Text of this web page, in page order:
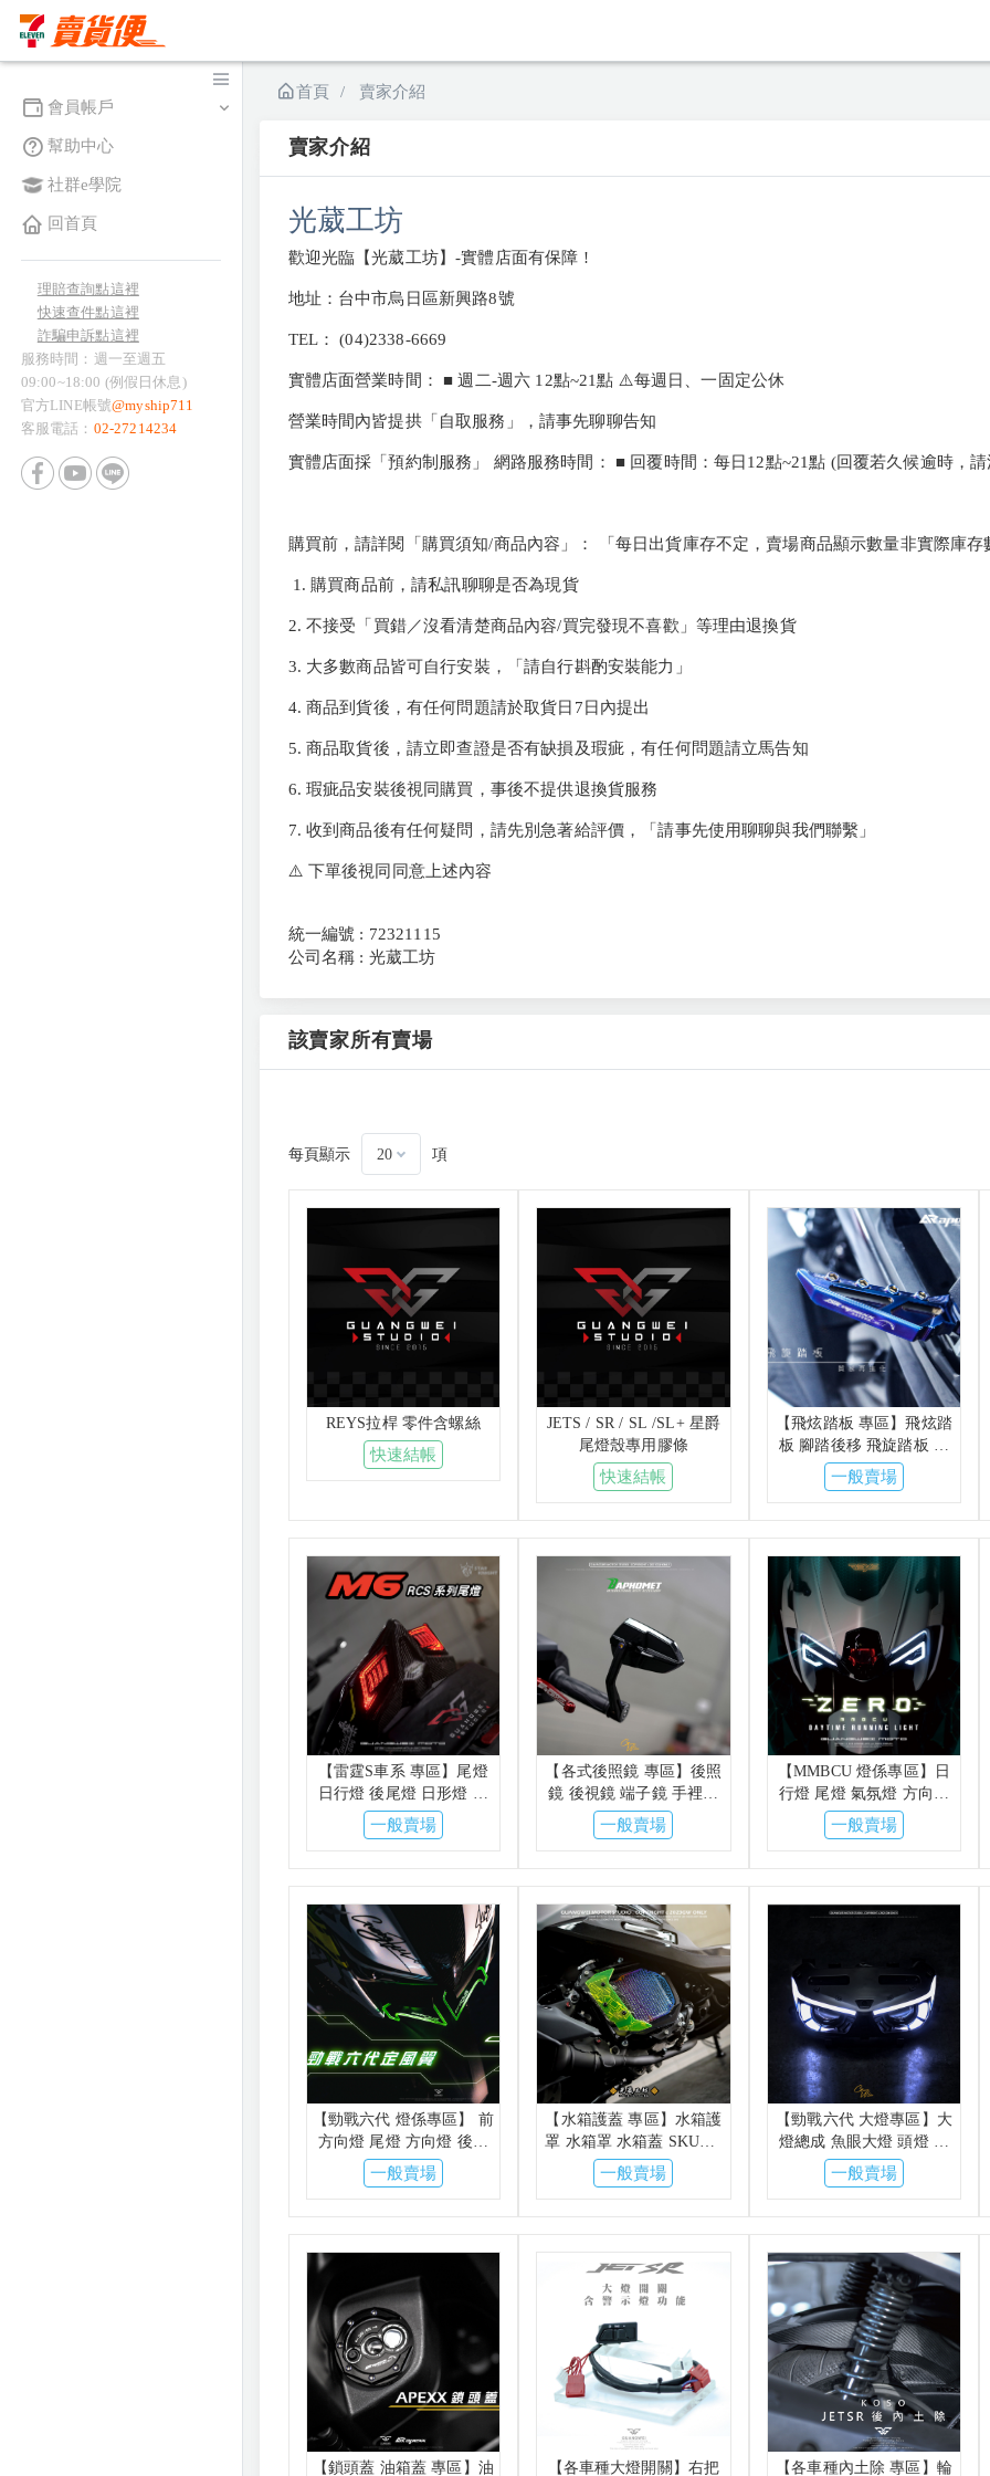
會員帳戶
幫助中心
社群e學院
回首頁
理賠查詢點這裡
快速查件點這裡
詐騙申訴點這裡
服務時間：週一至週五
09:00~18:00 (例假日休息)
官方LINE帳號@myship711
客服電話： 02-27214234
首頁 賣家介紹
賣家介紹
光葳工坊
歡迎光臨【光葳工坊】-實體店面有保障 !
地址：台中市烏日區新興路8號
TEL： (04)2338-6669
實體店面營業時間： ■ 週二-週六 12點~21點 ⚠️每週日、一固定公休
營業時間內皆提拱「自取服務」，請事先聊聊告知
實體店面採「預約制服務」 網路服務時間： ■ 回覆時間：每日12點~21點 (回覆若久候逾時，
購買前，請詳閱「購買須知/商品內容」： 「每日出貨庫存不定，賣場商品顯示數量非實際庫存
1. 購買商品前，請私訊聊聊是否為現貨
2. 不接受「買錯／沒看清楚商品內容/買完發現不喜歡」等理由退換貨
3. 大多數商品皆可自行安裝，「請自行斟酌安裝能力」
4. 商品到貨後，有任何問題請於取貨日7日內提出
5. 商品取貨後，請立即查證是否有缺損及瑕疵，有任何問題請立馬告知
6. 瑕疵品安裝後視同購買，事後不提供退換貨服務
7. 收到商品後有任何疑問，請先別急著給評價，「請事先使用聊聊與我們聯繫」
⚠️ 下單後視同同意上述內容
統一編號 : 72321115
公司名稱 : 光葳工坊
該賣家所有賣場
每頁顯示 20 項
REYS拉桿 零件含螺絲
快速結帳
JETS / SR / SL /SL+ 星爵
尾燈殼專用膠條
快速結帳
【飛炫踏板 專區】飛炫踏
板 腳踏後移 飛旋踏板 踏
板 腳踏 後移座 APEXX 惡
搞 DRG 雷霆S
一般賣場
【雷霆S車系 專區】尾燈
日行燈 後尾燈 日形燈 日
型燈 M6尾燈 S90 星爵 金
鑫
一般賣場
【各式後照鏡 專區】後照
鏡 後視鏡 端子鏡 手裡劍
圓鏡 MAGAZI 巴風特 短
版 長版 霧黑
一般賣場
【MMBCU 燈係專區】日
行燈 尾燈 氣氛燈 方向燈
蛇之氣息 霧燈 REYS AJ
KOSO 金鑫
一般賣場
【勁戰六代 燈係專區】 前
方向燈 尾燈 方向燈 後尾
燈 V8 AJ6 KOSO CTH 金
鑫 AJ
一般賣場
【水箱護蓋 專區】水箱護
罩 水箱罩 水箱蓋 SKUNY
KOSO Ghost ZOO GO-
WORK
一般賣場
【勁戰六代 大燈專區】大
燈總成 魚眼大燈 頭燈 魚
眼 LED大燈 惡魔眼 APL
阿波羅 AJ6
一般賣場
【鎖頭蓋 油箱蓋 專區】油 【各車種大燈開關】右把 【各車種內土除 專區】輪